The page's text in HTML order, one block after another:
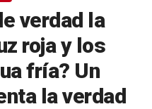
verdad la
roja y los
fría? Un
la verdad